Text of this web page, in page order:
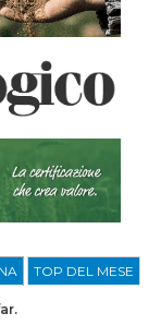
TOP DEL MESE